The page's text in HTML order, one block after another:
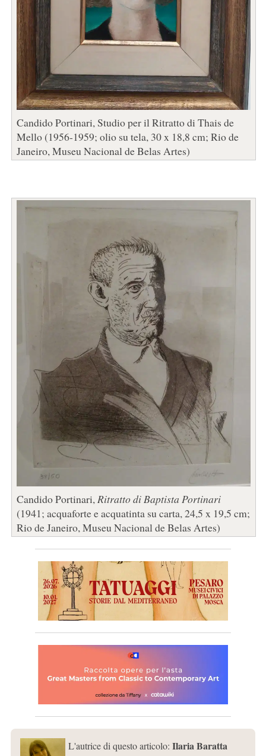
Candido Portinari, Studio per il Ritratto di Thais de
Mello (1956-1959; olio su tela, 30 x 18,8 cm; Rio de
Janeiro, Museu Nacional de Belas Artes)
Candido Portinari,Ritratto di Baptista Portinari
(1941; acquaforte e acquatinta su carta, 24,5 x 19,5 cm;
Rio de Janeiro, Museu Nacional de Belas Artes)
L'autrice di questo articolo: Ilaria Baratta